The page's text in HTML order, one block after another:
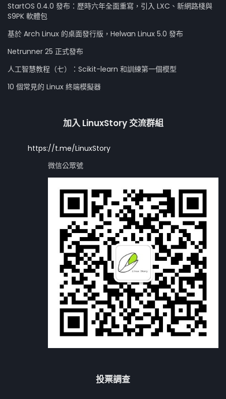
StartOS 0.4.0 發布：歷時六年全面重寫，引入 LXC、新網路棧與
S9PK 軟體包
基於 Arch Linux 的桌面發行版，Helwan Linux 5.0 發布
Netrunner 25 正式發布
人工智慧教程（七）：Scikit-learn 和訓練第一個模型
10 個常見的 Linux 終端模擬器
加入 LinuxStory 交流群組
https://t.me/LinuxStory
微信公眾號
投票調查